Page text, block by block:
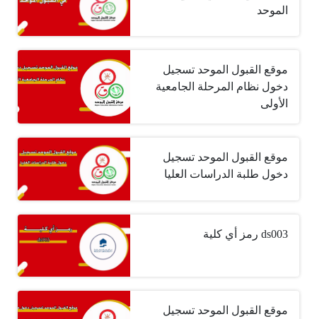
الموحد
موقع القبول الموحد تسجيل
دخول نظام المرحلة الجامعية
الأولى
موقع القبول الموحد تسجيل
دخول طلبة الدراسات العليا
ds003 رمز أي كلية
موقع القبول الموحد تسجيل